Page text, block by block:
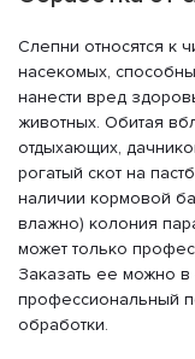
Слепни относятся к
насекомых,
нанести вред
животных. Обитая
отдыхающих,
рогатый скот на
наличии кормовой
влажно) колония
может только
Заказать ее можно в
профессиональный
обработки.